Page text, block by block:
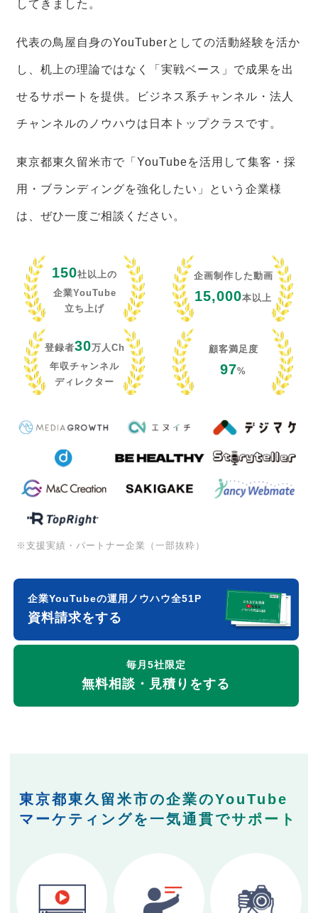
してきました。
代表の鳥屋自身のYouTuberとしての活動経験を活か
し、机上の理論ではなく「実戦ベース」で成果を出
せるサポートを提供。ビジネス系チャンネル・法人
チャンネルのノウハウは日本トップクラスです。
東京都東久留米市で「YouTubeを活用して集客・採
用・ブランディングを強化したい」という企業様
は、ぜひ一度ご相談ください。
150社以上の
企業YouTube
立ち上げ
企画制作した動画
15,000本以上
登録者30万人Ch
年収チャンネル
ディレクター
顧客満足度
97%
※支援実績・パートナー企業（一部抜粋）
企業YouTubeの運用ノウハウ全51P
資料請求をする
毎月5社限定
無料相談・見積りをする
東京都東久留米市の企業のYouTube
マーケティングを一気通貫でサポート